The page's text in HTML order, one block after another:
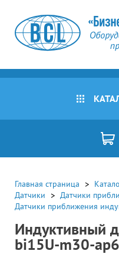
Главная страница
Датчики
Датчики
Датчики приближения
Индуктивный
bi15U-m30-